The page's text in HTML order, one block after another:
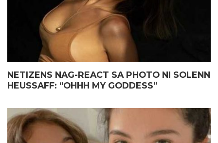
NETIZENS NAG-REACT SA PHOTO NI SOLENN
HEUSSAFF: “OHHH MY GODDESS”